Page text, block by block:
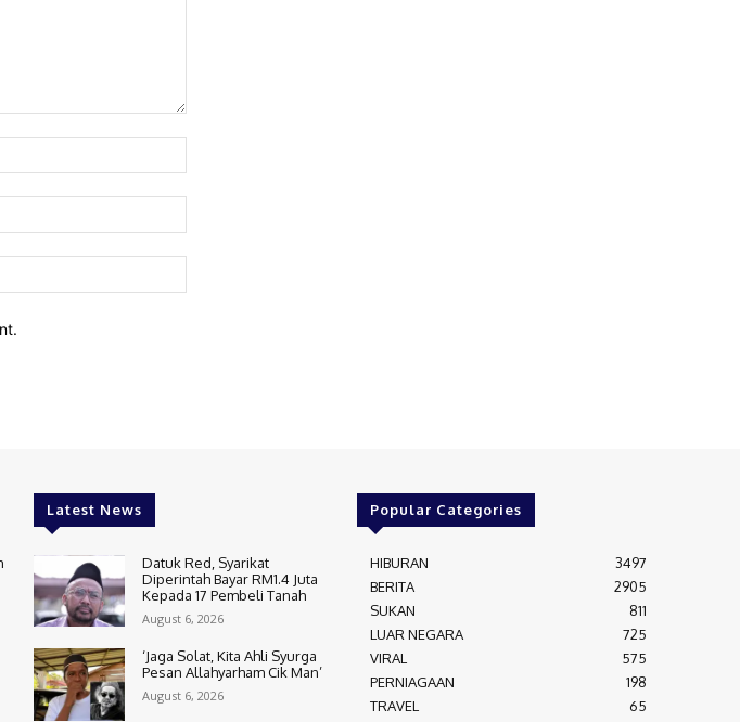
Latest News
Datuk Red, Syarikat
Diperintah Bayar RM1.4 Juta
Kepada 17 Pembeli Tanah
August 6, 2026
‘Jaga Solat, Kita Ahli Syurga
Pesan Allahyarham Cik Man’
August 6, 2026
Popular Categories
HIBURAN
3497
BERITA
2905
SUKAN
811
LUAR NEGARA
725
VIRAL
575
PERNIAGAAN
198
TRAVEL
65